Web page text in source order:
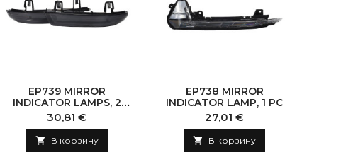
EP739 MIRROR
INDICATOR LAMPS, 2
PCS
Цена
30,81 €
 В корзину
EP738 MIRROR
INDICATOR LAMP, 1 PC
Цена
27,01 €
 В корзину